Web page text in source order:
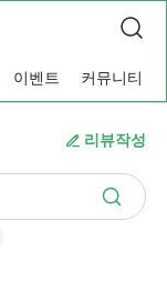
이벤트 커뮤니티
리뷰작성